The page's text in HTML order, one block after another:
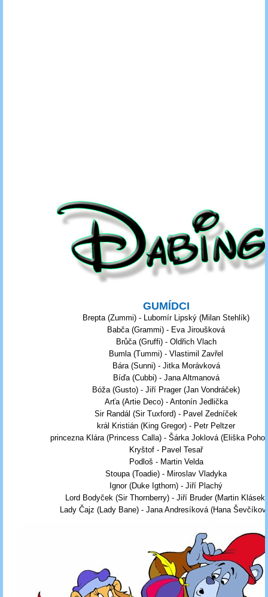
GUMÍDCI
Brepta (Zummi) - Lubomír Lipský (Milan Stehlík)
Babča (Grammi) - Eva Jiroušková
Brůča (Gruffi) - Oldřich Vlach
Bumla (Tummi) - Vlastimil Zavřel
Bára (Sunni) - Jitka Morávková
Bíďa (Cubbi) - Jana Altmanová
Bóža (Gusto) - Jiří Prager (Jan Vondráček)
Arťa (Artie Deco) - Antonín Jedlička
Sir Randál (Sir Tuxford) - Pavel Zedníček
král Kristián (King Gregor) - Petr Peltzer
princezna Klára (Princess Calla) - Šárka Joklová (Eliška
Kryštof - Pavel Tesař
Podloš - Martin Velda
Stoupa (Toadie) - Miroslav Vladyka
Ignor (Duke Igthorn) - Jiří Plachý
Lord Bodyček (Sir Thornberry) - Jiří Bruder (Martin Klásek)
Lady Čajz (Lady Bane) - Jana Andresíková (Hana